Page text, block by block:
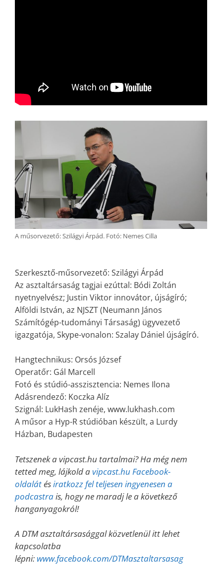
A műsorvezető: Szilágyi Árpád. Fotó: Nemes Cilla
Szerkesztő-műsorvezető: Szilágyi Árpád
Az asztaltársaság tagjai ezúttal: Bódi Zoltán
nyetnyelvész; Justin Viktor innovátor, újságíró;
Alföldi István, az NJSZT (Neumann János
Számítógép-tudományi Társaság) ügyvezető
igazgatója, Skype-vonalon: Szalay Dániel újságíró.
Hangtechnikus: Orsós József
Operatőr: Gál Marcell
Fotó és stúdió-asszisztencia: Nemes Ilona
Adásrendező: Koczka Alíz
Szignál: LukHash zenéje, www.lukhash.com
A műsor a Hyp-R stúdióban készült, a Lurdy
Házban, Budapesten
Tetszenek a vipcast.hu tartalmai? Ha még nem
tetted meg, lájkold avipcast.hu Facebook-
oldalátésiratkozz fel teljesen ingyenesen a
podcastrais, hogy ne maradj le a következő
hanganyagokról!
A DTM asztaltársasággal közvetlenül itt lehet
kapcsolatba
lépni: www.facebook.com/DTMasztaltarsasag